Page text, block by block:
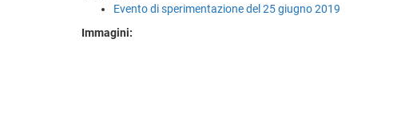
Evento di sperimentazione del 25 giugno 2019
Immagini: